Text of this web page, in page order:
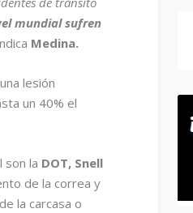
mundial sufren
Medina.
lesión
un 40% el
son la DOT, Snell
de la correa y
la carcasa o